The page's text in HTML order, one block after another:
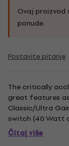
Ovaj proizvod
ponude.
Postavite pitanje
The critically
great features
Classic/Ultra
switch (40 Watt
amp’s sonic
series FX Loop.
Čitaj više